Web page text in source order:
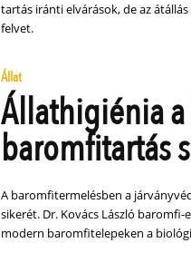
tartás iránti elvárások, de az
felvet.
Állat
Állathigiénia
baromfitartás
A baromfitermelésben a
sikerét. Dr. Kovács László
modern baromfitelepeken a